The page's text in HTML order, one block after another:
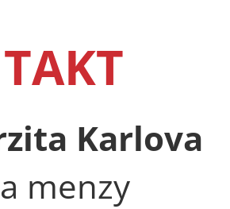
Karlova
menzy